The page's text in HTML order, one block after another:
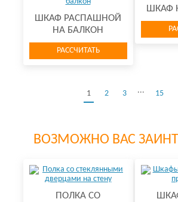
ШКАФ РАСПАШНОЙ
НА БАЛКОН
РАССЧИТАТЬ
ШКАФ
1 2 3 ... 15
ВОЗМОЖНО ВАС
ПОЛКА СО